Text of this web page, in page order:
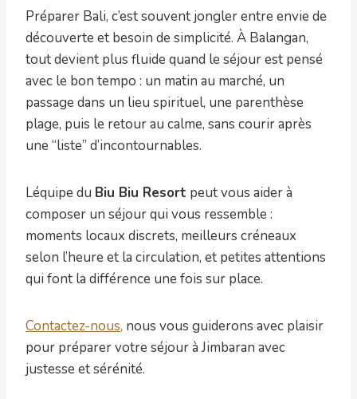
Préparer Bali, c’est souvent jongler entre envie de
découverte et besoin de simplicité. À Balangan,
tout devient plus fluide quand le séjour est pensé
avec le bon tempo : un matin au marché, un
passage dans un lieu spirituel, une parenthèse
plage, puis le retour au calme, sans courir après
une “liste” d’incontournables.
Léquipe du Biu Biu Resort peut vous aider à
composer un séjour qui vous ressemble :
moments locaux discrets, meilleurs créneaux
selon l’heure et la circulation, et petites attentions
qui font la différence une fois sur place.
Contactez-nous, nous vous guiderons avec plaisir
pour préparer votre séjour à Jimbaran avec
justesse et sérénité.